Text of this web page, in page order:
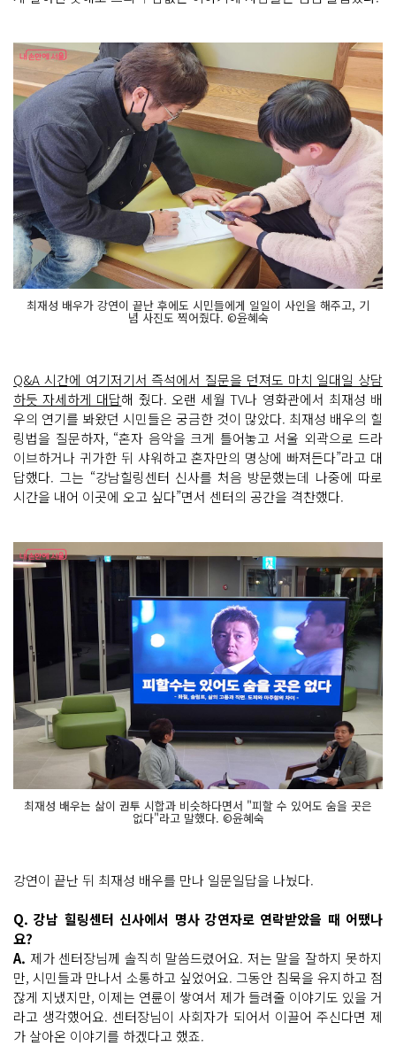
최재성 배우가 강연이 끝난 후에도 시민들에게 일일이 사인을 해주고, 기
념 사진도 찍어줬다. ©윤혜숙
Q&A 시간에 여기저기서 즉석에서 질문을 던져도 마치 일대일 상담
하듯 자세하게 대답해 줬다. 오랜 세월 TV나 영화관에서 최재성 배
우의 연기를 봐왔던 시민들은 궁금한 것이 많았다. 최재성 배우의 힐
링법을 질문하자, “혼자 음악을 크게 틀어놓고 서울 외곽으로 드라
이브하거나 귀가한 뒤 샤워하고 혼자만의 명상에 빠져든다”라고 대
답했다. 그는 “강남힐링센터 신사를 처음 방문했는데 나중에 따로
시간을 내어 이곳에 오고 싶다”면서 센터의 공간을 격찬했다.
최재성 배우는 삶이 권투 시합과 비슷하다면서 "피할 수 있어도 숨을 곳은
없다"라고 말했다. ©윤혜숙
강연이 끝난 뒤 최재성 배우를 만나 일문일답을 나눴다.
Q. 강남 힐링센터 신사에서 명사 강연자로 연락받았을 때 어땠나
요?
A. 제가 센터장님께 솔직히 말씀드렸어요. 저는 말을 잘하지 못하지
만, 시민들과 만나서 소통하고 싶었어요. 그동안 침묵을 유지하고 점
잖게 지냈지만, 이제는 연륜이 쌓여서 제가 들려줄 이야기도 있을 거
라고 생각했어요. 센터장님이 사회자가 되어서 이끌어 주신다면 제
가 살아온 이야기를 하겠다고 했죠.